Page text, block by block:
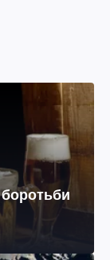
боротьби